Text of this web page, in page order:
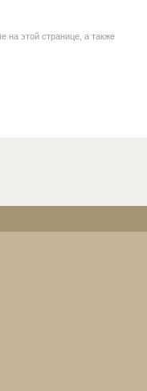
этой странице, а также